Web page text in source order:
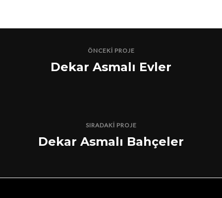
ÖNCEKI PROJE
Dekar Asmalı Evler
SIRADAKI PROJE
Dekar Asmalı Bahçeler